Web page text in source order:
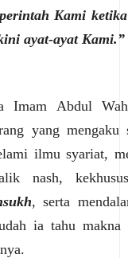
Kami
ayat-ayat
Imam Abdul
yang
ilmu syariat,
nash,
, serta
ia tahu makna